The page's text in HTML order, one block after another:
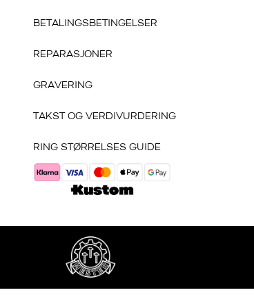
BETALINGSBETINGELSER
REPARASJONER
GRAVERING
TAKST OG VERDIVURDERING
RING STØRRELSES GUIDE